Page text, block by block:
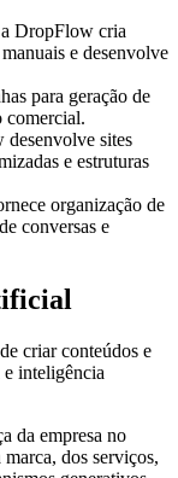
a DropFlow cria
e desenvolve
para geração de
comercial.
sites
e estruturas
organização de
conversas e
criar conteúdos e
e inteligência
da empresa no
dos serviços,